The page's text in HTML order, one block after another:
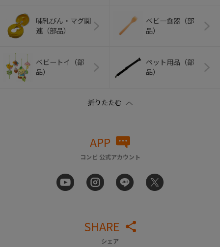
哺乳びん・マグ関
連（部品）
ベビー食器（部
品）
ベビートイ（部
品）
ペット用品（部
品）
APP
コンビ 公式アカウント
SHARE
シェア